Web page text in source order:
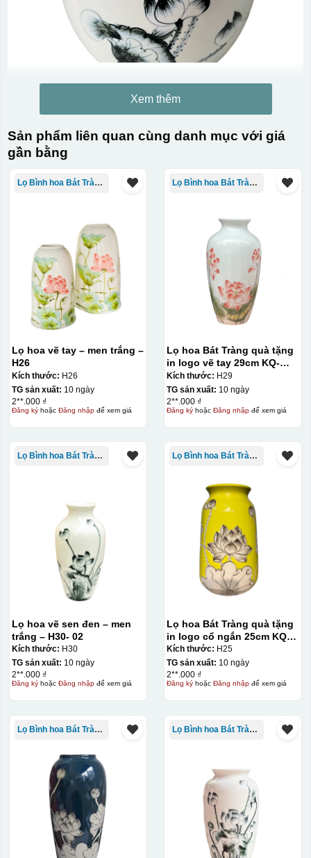
In Decal
IN Decal lên GỐM SỨ
Bước 1: Tạo khuôn in để tạo ra Decal Bước 2: Dán
decal lên gốm sứ Bước 3: Cho vào lò nung ở nhiệt độ
trước khi dán nó lên gốm sứ, xưởng in sẽ in lên 1 loại
giấy đặc biệt, và kích thước logo được căn chỉnh theo
sản phẩm, để khi dán không bị nhỏ hoặc to quá
Xem thêm
Sản phẩm liên quan cùng danh mục với giá
gần bằng
Lọ Bình hoa Bát Tràng in logo
Lọ hoa vẽ tay – men trắng –
H26
Kích thước: H26
TG sản xuất: 10 ngày
2**.000 ₫
Đăng kýhoặc Đăng nhậpđể xem giá
Lọ Bình hoa Bát Tràng in logo
Lọ hoa Bát Tràng quà tặng
in logo vẽ tay 29cm KQ-
LH01
Kích thước: H29
TG sản xuất: 10 ngày
2**.000 ₫
Đăng kýhoặc Đăng nhậpđể xem giá
Lọ Bình hoa Bát Tràng in logo
Lọ hoa vẽ sen đen – men
trắng – H30- 02
Kích thước: H30
TG sản xuất: 10 ngày
2**.000 ₫
Đăng kýhoặc Đăng nhậpđể xem giá
Lọ Bình hoa Bát Tràng in logo
Lọ hoa Bát Tràng quà tặng
in logo cổ ngắn 25cm KQ-
LH02
Kích thước: H25
TG sản xuất: 10 ngày
2**.000 ₫
Đăng kýhoặc Đăng nhậpđể xem giá
Lọ Bình hoa Bát Tràng in logo Lọ Bình hoa Bát Tràng in logo